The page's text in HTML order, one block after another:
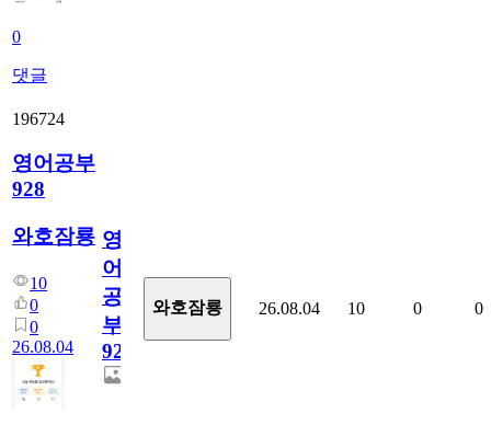
0
댓글
196724
영어공부
928
와호잠룡
10
0
0
26.08.04
영
어
공
부
928
와호잠룡 26.08.04 10 0 0